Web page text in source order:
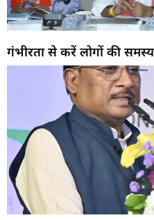
गंभीरता से करें लोगों की